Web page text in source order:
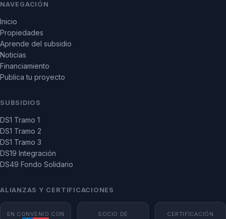
NAVEGACIÓN
Inicio
Propiedades
Aprende del subsidio
Noticias
Financiamiento
Publica tu proyecto
SUBSIDIOS
DS1 Tramo 1
DS1 Tramo 2
DS1 Tramo 3
DS19 Integración
DS49 Fondo Solidario
ALIANZAS Y CERTIFICACIONES
EN CONVENIO CON SOCIO DE CERTIFICACIÓN